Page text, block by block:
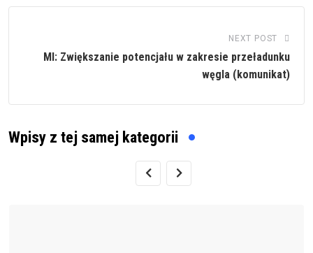
NEXT POST
MI: Zwiększanie potencjału w zakresie przeładunku
węgla (komunikat)
Wpisy z tej samej kategorii